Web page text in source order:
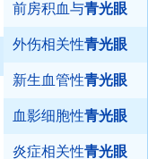
前房积血与青光眼
外伤相关性青光眼
新生血管性青光眼
血影细胞性青光眼
炎症相关性青光眼